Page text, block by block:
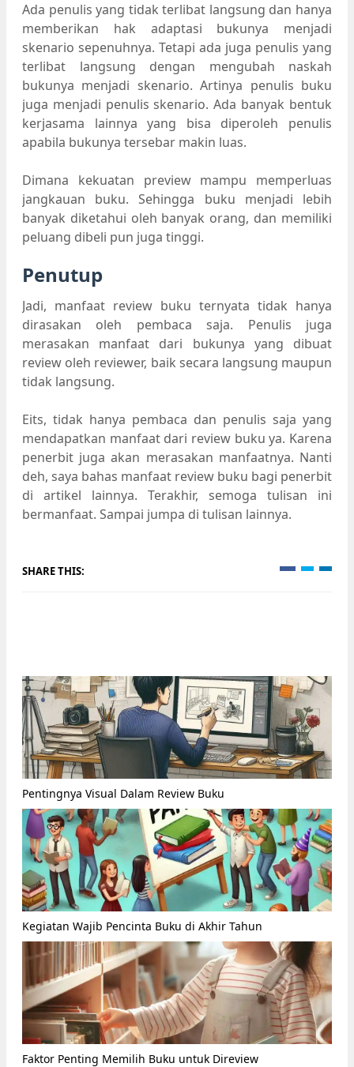
Ada penulis yang tidak terlibat langsung dan hanya
memberikan hak adaptasi bukunya menjadi
skenario sepenuhnya. Tetapi ada juga penulis yang
terlibat langsung dengan mengubah naskah
bukunya menjadi skenario. Artinya penulis buku
juga menjadi penulis skenario. Ada banyak bentuk
kerjasama lainnya yang bisa diperoleh penulis
apabila bukunya tersebar makin luas.
Dimana kekuatan preview mampu memperluas
jangkauan buku. Sehingga buku menjadi lebih
banyak diketahui oleh banyak orang, dan memiliki
peluang dibeli pun juga tinggi.
Penutup
Jadi, manfaat review buku ternyata tidak hanya
dirasakan oleh pembaca saja. Penulis juga
merasakan manfaat dari bukunya yang dibuat
review oleh reviewer, baik secara langsung maupun
tidak langsung.
Eits, tidak hanya pembaca dan penulis saja yang
mendapatkan manfaat dari review buku ya. Karena
penerbit juga akan merasakan manfaatnya. Nanti
deh, saya bahas manfaat review buku bagi penerbit
di artikel lainnya. Terakhir, semoga tulisan ini
bermanfaat. Sampai jumpa di tulisan lainnya.
SHARE THIS:
Pentingnya Visual Dalam Review Buku
Kegiatan Wajib Pencinta Buku di Akhir Tahun
Faktor Penting Memilih Buku untuk Direview